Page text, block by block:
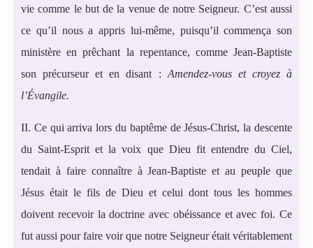
vie comme le but de la venue de notre Seigneur. C’est aussi
ce qu’il nous a appris lui-même, puisqu’il commença son
ministère en prêchant la repentance, comme Jean-Baptiste
son précurseur et en disant : Amendez-vous et croyez à
l’Évangile.
II. Ce qui arriva lors du baptême de Jésus-Christ, la descente
du Saint-Esprit et la voix que Dieu fit entendre du Ciel,
tendait à faire connaître à Jean-Baptiste et au peuple que
Jésus était le fils de Dieu et celui dont tous les hommes
doivent recevoir la doctrine avec obéissance et avec foi. Ce
fut aussi pour faire voir que notre Seigneur était véritablement